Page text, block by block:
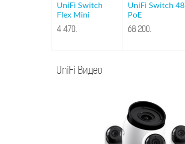
UniFi Switch
Flex Mini
4 470.
UniFi Switch 48
PoE
68 200.
UniFi Видео